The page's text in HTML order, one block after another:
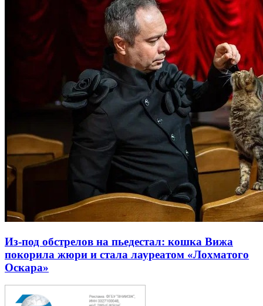
Из-под обстрелов на пьедестал: кошка Вижа
покорила жюри и стала лауреатом «Лохматого
Оскара»